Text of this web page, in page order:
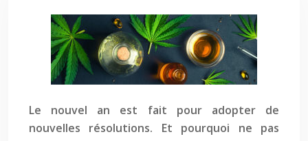
Le nouvel an est fait pour adopter de
nouvelles résolutions. Et pourquoi ne pas